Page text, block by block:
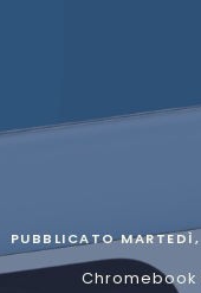
PUBBLICATO
Chromebook